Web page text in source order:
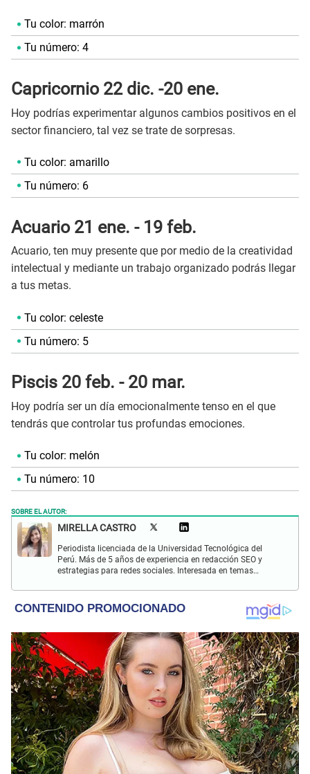
Tu color: marrón
Tu número: 4
Capricornio 22 dic. -20 ene.
Hoy podrías experimentar algunos cambios positivos en el
sector financiero, tal vez se trate de sorpresas.
Tu color: amarillo
Tu número: 6
Acuario 21 ene. - 19 feb.
Acuario, ten muy presente que por medio de la creatividad
intelectual y mediante un trabajo organizado podrás llegar
a tus metas.
Tu color: celeste
Tu número: 5
Piscis 20 feb. - 20 mar.
Hoy podría ser un día emocionalmente tenso en el que
tendrás que controlar tus profundas emociones.
Tu color: melón
Tu número: 10
SOBRE EL AUTOR:
MIRELLA CASTRO
Periodista licenciada de la Universidad Tecnológica del
Perú. Más de 5 años de experiencia en redacción SEO y
estrategias para redes sociales. Interesada en temas
música.